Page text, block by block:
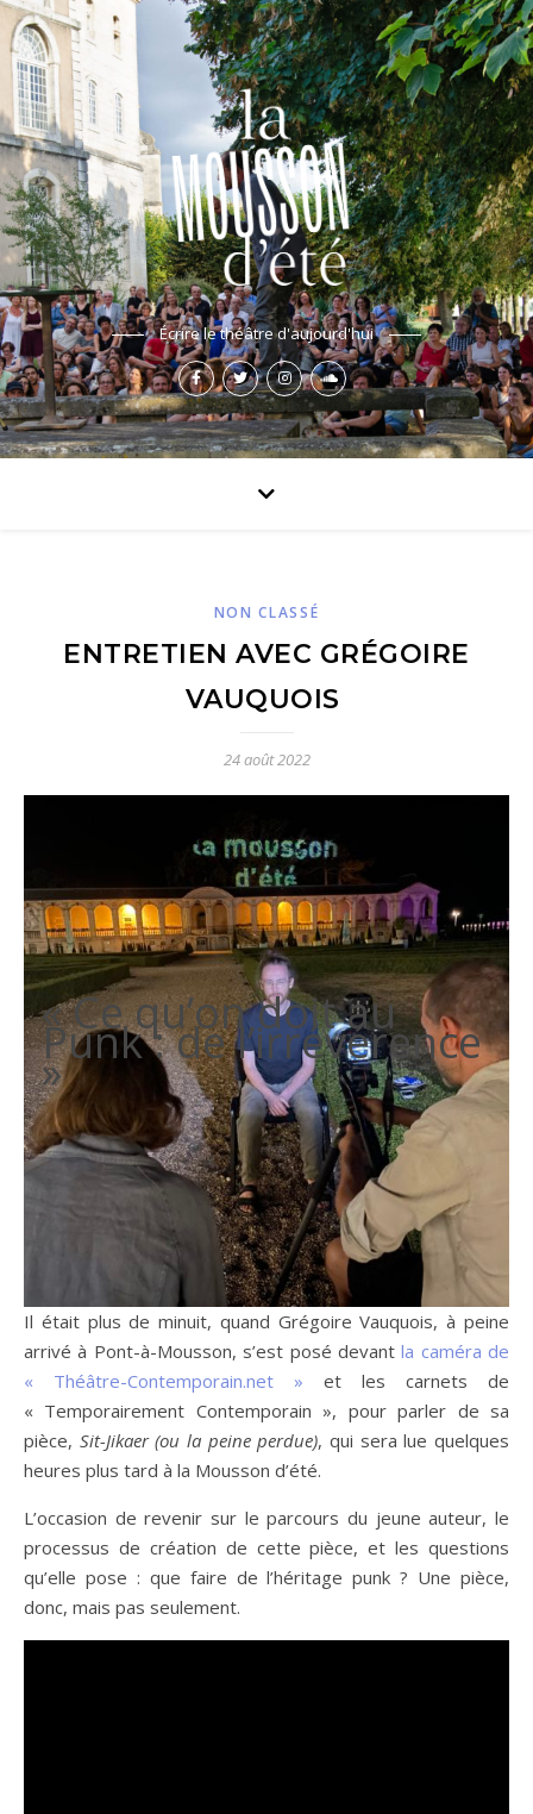
Écrire le théâtre d'aujourd'hui
NON CLASSÉ
ENTRETIEN AVEC GRÉGOIRE
VAUQUOIS
24 août 2022
« Ce qu’on doit au
Punk : de l’irrévérence
»
Il était plus de minuit, quand Grégoire Vauquois, à peine
arrivé à Pont-à-Mousson, s’est posé devantla caméra de
« Théâtre-Contemporain.net » et les carnets de
« Temporairement Contemporain », pour parler de sa
pièce, Sit-Jikaer (ou la peine perdue), qui sera lue quelques
heures plus tard à la Mousson d’été.
L’occasion de revenir sur le parcours du jeune auteur, le
processus de création de cette pièce, et les questions
qu’elle pose : que faire de l’héritage punk ? Une pièce,
donc, mais pas seulement.